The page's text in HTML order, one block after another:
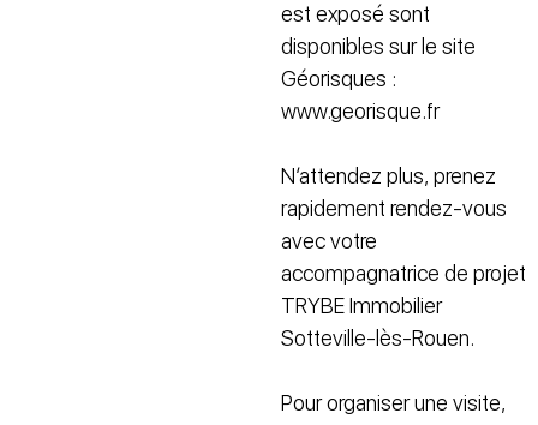
est exposé sont
disponibles sur le site
Géorisques :
www.georisque.fr
N’attendez plus, prenez
rapidement rendez-vous
avec votre
accompagnatrice de projet
TRYBE Immobilier
Sotteville-lès-Rouen.
Pour organiser une visite,